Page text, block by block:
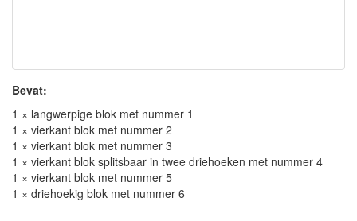
Bevat:
1 × langwerpige blok met nummer 1
1 × vierkant blok met nummer 2
1 × vierkant blok met nummer 3
1 × vierkant blok splitsbaar in twee driehoeken met nummer 4
1 × vierkant blok met nummer 5
1 × driehoekig blok met nummer 6